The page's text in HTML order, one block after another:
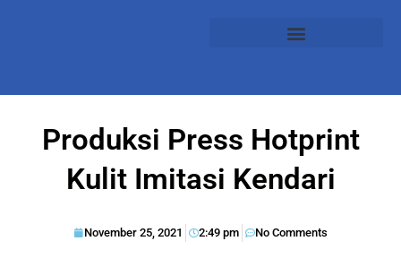
Produksi Press Hotprint
Kulit Imitasi Kendari
November 25, 2021 2:49 pm No Comments